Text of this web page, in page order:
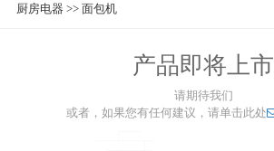
厨房电器 >> 面包机
产品即将上市
请期待我们
或者，如果您有任何建议，请单击此处